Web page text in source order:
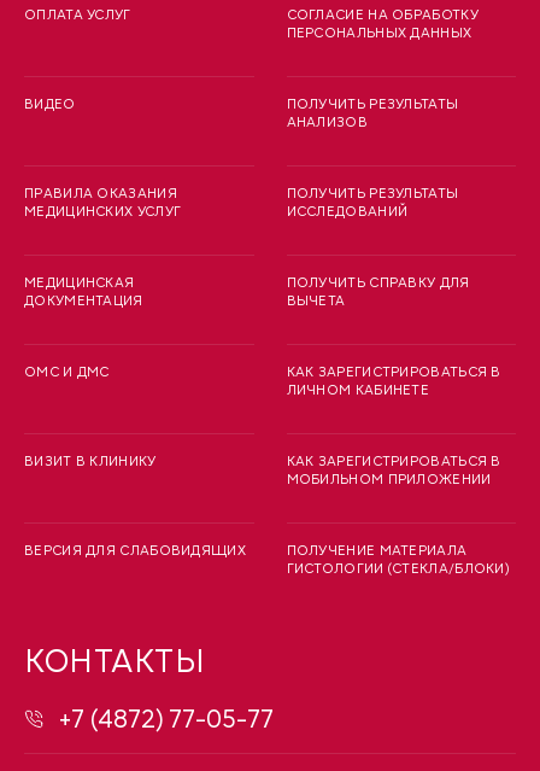
ОПЛАТА УСЛУГ
ВИДЕО
ПРАВИЛА ОКАЗАНИЯ
МЕДИЦИНСКИХ УСЛУГ
МЕДИЦИНСКАЯ
ДОКУМЕНТАЦИЯ
ОМС И ДМС
ВИЗИТ В КЛИНИКУ
ВЕРСИЯ ДЛЯ СЛАБОВИДЯЩИХ
СОГЛАСИЕ НА ОБРАБОТКУ
ПЕРСОНАЛЬНЫХ ДАННЫХ
ПОЛУЧИТЬ РЕЗУЛЬТАТЫ
АНАЛИЗОВ
ПОЛУЧИТЬ РЕЗУЛЬТАТЫ
ИССЛЕДОВАНИЙ
ПОЛУЧИТЬ СПРАВКУ ДЛЯ
ВЫЧЕТА
КАК ЗАРЕГИСТРИРОВАТЬСЯ В
ЛИЧНОМ КАБИНЕТЕ
КАК ЗАРЕГИСТРИРОВАТЬСЯ В
МОБИЛЬНОМ ПРИЛОЖЕНИИ
ПОЛУЧЕНИЕ МАТЕРИАЛА
ГИСТОЛОГИИ (СТЕКЛА/БЛОКИ)
КОНТАКТЫ
+7 (4872) 77-05-77